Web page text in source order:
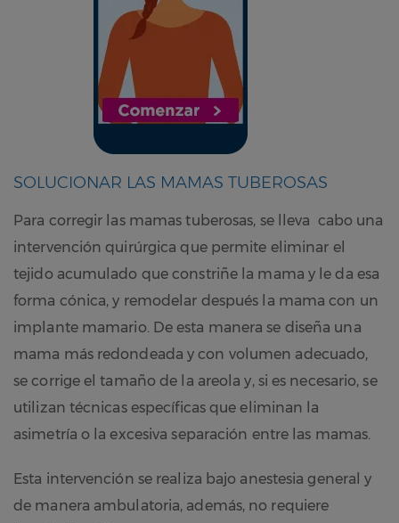
SOLUCIONAR LAS MAMAS TUBEROSAS
Para corregir las mamas tuberosas, se lleva cabo una
intervención quirúrgica que permite eliminar el
tejido acumulado que constriñe la mama y le da esa
forma cónica, y remodelar después la mama con un
implante mamario. De esta manera se diseña una
mama más redondeada y con volumen adecuado,
se corrige el tamaño de la areola y, si es necesario, se
utilizan técnicas específicas que eliminan la
asimetría o la excesiva separación entre las mamas.
Esta intervención se realiza bajo anestesia general y
de manera ambulatoria, además, no requiere